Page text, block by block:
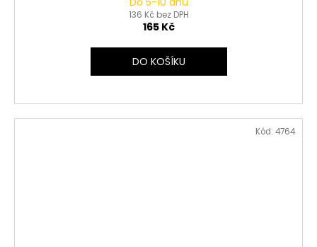
136 Kč bez DPH
165 Kč
DO KOŠÍKU
Kód: 4764